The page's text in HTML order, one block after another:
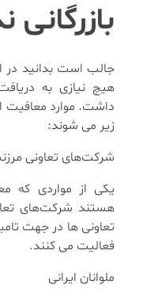
بازرگانی
جالب است بدانید در
هیچ نیازی به
داشت. موارد معافیت
زیر می شوند:
شرکت‌های تعاونی
یکی از مواردی که
هستند شرکت‌های
تعاونی ها در جهت
فعالیت می کنند.
ملوانان ایرانی